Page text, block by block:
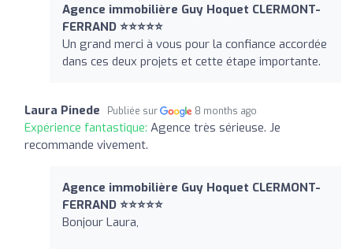
Agence immobilière Guy Hoquet CLERMONT-
FERRAND ⭐⭐⭐⭐⭐
Un grand merci à vous pour la confiance accordée
dans ces deux projets et cette étape importante.
Laura Pinede Publiée sur 8 months ago
Expérience fantastique: Agence très sérieuse. Je
recommande vivement.
Agence immobilière Guy Hoquet CLERMONT-
FERRAND ⭐⭐⭐⭐⭐
Bonjour Laura,